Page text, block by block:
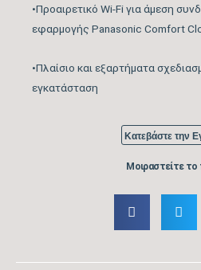
•Προαιρετικό Wi-Fi για άμεση
εφαρμογής Panasonic Comfort
•Πλαίσιο και εξαρτήματα
εγκατάσταση
Μοιραστείτε το
Κατεβάστε την
Λειτουργία
ΝΑΙ